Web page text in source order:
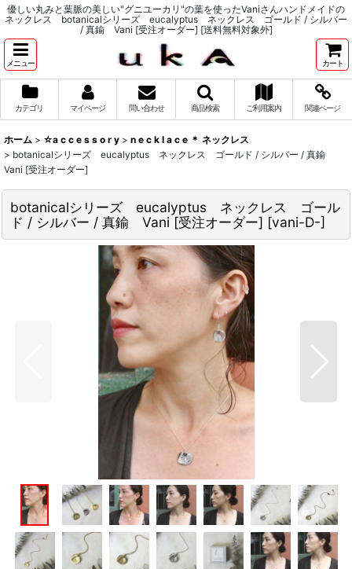
優しい丸みと葉脈の美しい"グニユーカリ"の葉を使ったVaniさんハンドメイドの
ネックレス botanicalシリーズ eucalyptus ネックレス ゴールド / シルバー
/ 真鍮 Vani [受注オーダー] [送料無料対象外]
メニュー カート
カテゴリ マイページ 問い合わせ 商品検索 ご利用案内 関連ページ
ホーム > ☆a c c e s s o r y > n e c k l a c e ＊ ネックレス
> botanicalシリーズ eucalyptus ネックレス ゴールド / シルバー / 真鍮
Vani [受注オーダー]
botanicalシリーズ eucalyptus ネックレス ゴール
ド / シルバー / 真鍮 Vani [受注オーダー] [vani-D-]